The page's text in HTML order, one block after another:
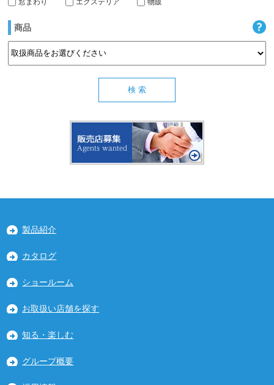
窓まわり エクステリア 物販
商品
製品紹介
カタログ
ショールーム
お取扱い店舗を探す
知る・楽しむ
グループ概要